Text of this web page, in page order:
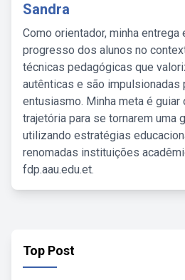
Sandra
Como orientador, minha entrega
progresso dos alunos no
técnicas pedagógicas que
autênticas e são impulsionadas
entusiasmo. Minha meta é
trajetória para se tornarem uma
utilizando estratégias
renomadas instituições
fdp.aau.edu.et.
Top Post